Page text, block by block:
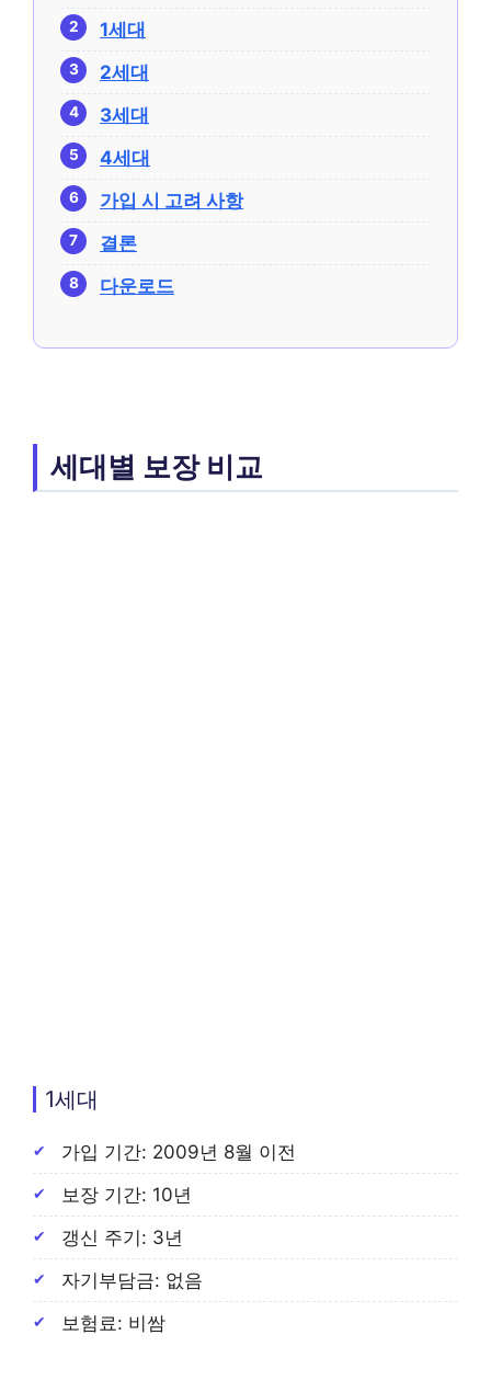
1세대
2세대
3세대
4세대
가입 시 고려 사항
결론
다운로드
세대별 보장 비교
1세대
가입 기간: 2009년 8월 이전
보장 기간: 10년
갱신 주기: 3년
자기부담금: 없음
보험료: 비쌈